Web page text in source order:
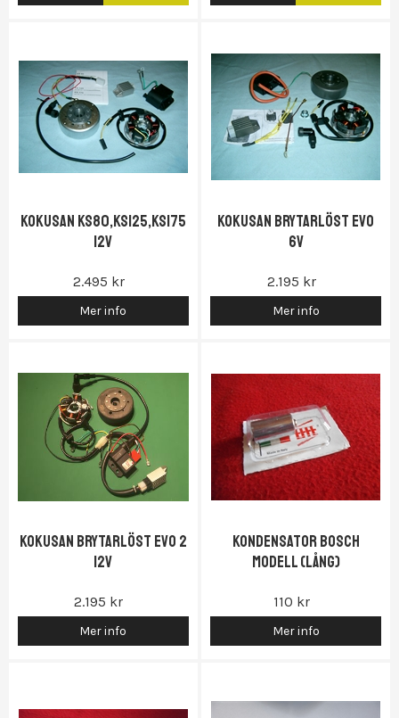
Kokusan KS80,KS125,KS175
12V
2.495 kr
Mer info
Kokusan Brytarlöst EVO
6V
2.195 kr
Mer info
Kokusan Brytarlöst EVO 2
12V
2.195 kr
Mer info
Kondensator Bosch
modell (Lång)
110 kr
Mer info